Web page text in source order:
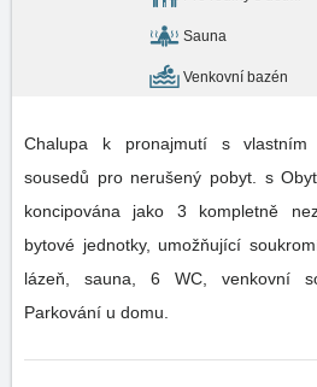
Sauna
Venkovní bazén
Chalupa k pronajmutí s vlastním
sousedů pro nerušený pobyt. s
koncipována jako 3 kompletně
bytové jednotky, umožňující
lázeň, sauna, 6 WC, venkovní
Parkování u domu.